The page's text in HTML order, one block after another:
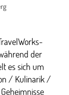
der
es sich um
/ Kulinarik /